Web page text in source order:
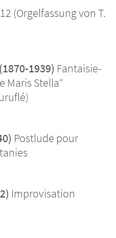
(Orgelfassung von T.
1939) Fantaisie-
Maris Stella“
Postlude pour
Improvisation